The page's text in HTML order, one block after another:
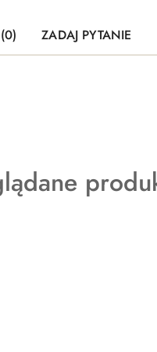
ZADAJ PYTANIE